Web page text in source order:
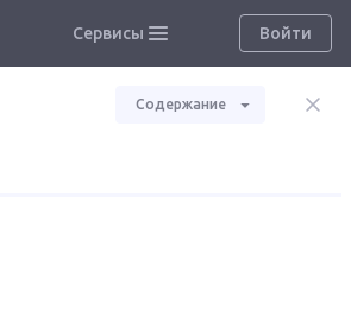
Сервисы Войти
Содержание